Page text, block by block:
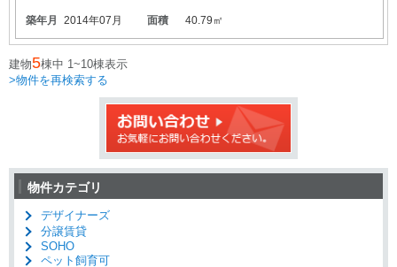
築年月 2014年07月 面積 40.79㎡
建物5棟中 1~10棟表示
>物件を再検索する
物件カテゴリ
デザイナーズ
分譲賃貸
SOHO
ペット飼育可